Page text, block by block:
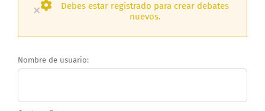
×
Debes estar registrado para crear debates
nuevos.
Nombre de usuario: